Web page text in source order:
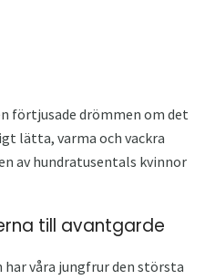
förtjusade drömmen om det
lätta, varma och vackra
av hundratusentals kvinnor
till avantgarde
våra jungfrur den största